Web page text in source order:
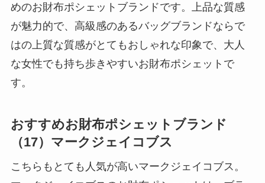
めのお財布ポシェットブランドです。上品な質感
が魅力的で、高級感のあるバッグブランドならで
はの上質な質感がとてもおしゃれな印象で、大人
な女性でも持ち歩きやすいお財布ポシェットで
す。
おすすめお財布ポシェットブランド
（17）マークジェイコブス
こちらもとても人気が高いマークジェイコブス。